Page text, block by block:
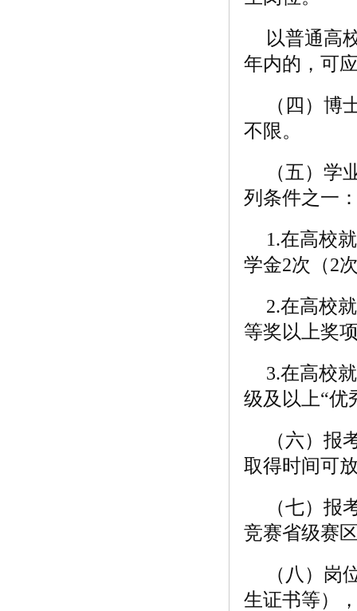
以普通高
年内的，可
（四）
不限。
（五）
列条件之一
1.在高校
学金2次（
2.在高校
等奖以上奖
3.在高校
级及以上“优
（六）
取得时间可
（七）
竞赛省级
（八）
生证书等）